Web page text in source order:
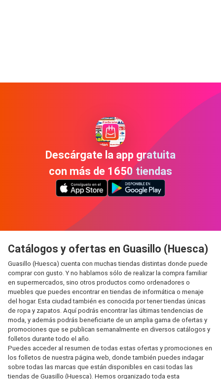
Descárgate la app gratuita
con más de 1650 tiendas
Catálogos y ofertas en Guasillo (Huesca)
Guasillo (Huesca) cuenta con muchas tiendas distintas donde puede
comprar con gusto. Y no hablamos sólo de realizar la compra familiar
en supermercados, sino otros productos como ordenadores o
muebles que puedes encontrar en tiendas de informática o menaje
del hogar. Esta ciudad también es conocida por tener tiendas únicas
de ropa y zapatos. Aquí podrás encontrar las últimas tendencias de
moda, y además podrás beneficiarte de un amplia gama de ofertas y
promociones que se publican semanalmente en diversos catálogos y
folletos durante todo el año.
Puedes acceder al resumen de todas estas ofertas y promociones en
los folletos de nuestra página web, donde también puedes indagar
sobre todas las marcas que están disponibles en casi todas las
tiendas de Guasillo (Huesca). Hemos organizado toda esta